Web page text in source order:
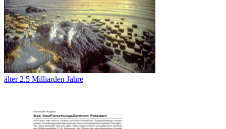
älter 2.5 Milliarden Jahre